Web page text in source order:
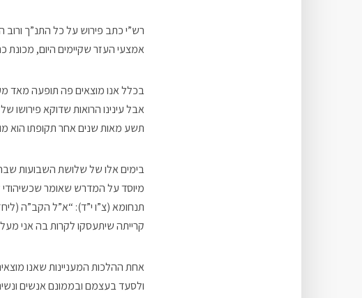
אמצעי העזר שקיימים היום, מכונת
בכלל אנו מוצאים פה תופעה מאד
אבל עינינו הרואות שדוקא פירושו
תשע מאות שנים אחר תקופתו הוא
בימים אלו של שלושת השבועות
מיוסד על המדרש שאומר שכשיהודי
תנחומא (צ”ו י”ד): “א”ל הקב”ה
קרייתה שיתעסקו לקרות בה אני
אחת ההלכות המעניינות שאנו
ולסעד בעצמם ובממונם אנשים